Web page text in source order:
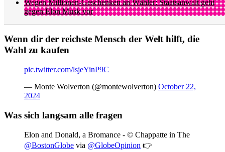
Wegen Millionen-Geschenken an Wähler: Staatsanwalt geht
gegen Elon Musk vor
Wenn dir der reichste Mensch der Welt hilft, die
Wahl zu kaufen​
pic.twitter.com/lsjeYinP9C
— Monte Wolverton (@montewolverton) October 22,
2024
Was sich langsam alle fragen
Elon and Donald, a Bromance - © Chappatte in The
@BostonGlobe via @GlobeOpinion 👉